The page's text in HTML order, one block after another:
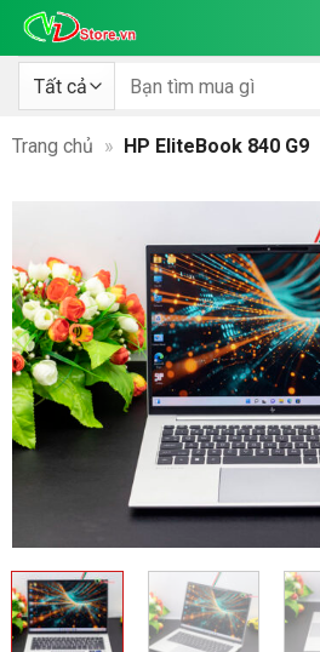
qua
dung
Tìm
kiếm:
Trang chủ » HP EliteBook 840 G9